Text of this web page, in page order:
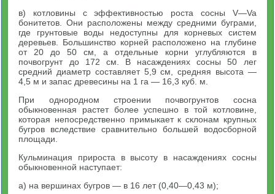
в) котловины с эффективностью роста сосны V—Va
бонитетов. Они расположены между средними буграми,
где грунтовые воды недоступны для корневых систем
деревьев. Большинство корней расположено на глубине
от 20 до 50 см, а отдельные корни углубляются в
почвогрунт до 172 см. В насаждениях сосны 50 лег
средний диаметр составляет 5,9 см, средняя высота —
4,5 м и запас древесины на 1 га — 16,3 куб. м.
При однородном строении почвогрунтов сосна
обыкновенная растет более успешно в той котловине,
которая непосредственно примыкает к склонам крупных
бугров вследствие сравнительно большей водосборной
площади.
Кульминация прироста в высоту в насаждениях сосны
обыкновенной наступает:
а) на вершинах бугров — в 16 лет (0,40—0,43 м);